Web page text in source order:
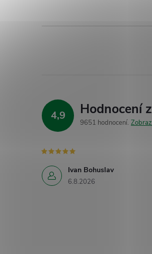
4,9 Hodnocení
9651 hodnocení
Ivan Bohuslav
6.8.2026